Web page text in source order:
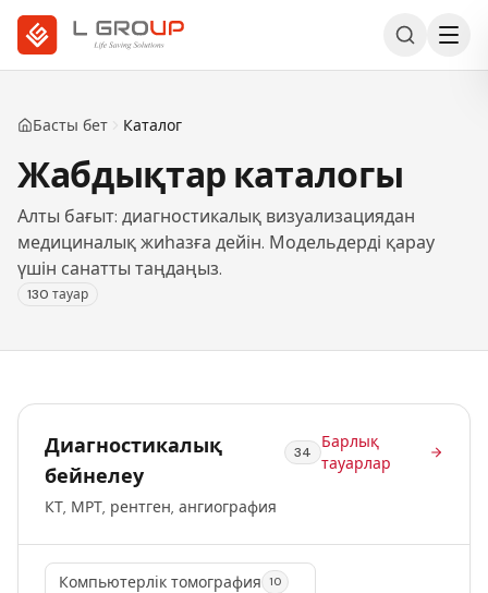
Басты бет Каталог
Жабдықтар каталогы
Алты бағыт: диагностикалық визуализациядан
медициналық жиһазға дейін. Модельдерді қарау
үшін санатты таңдаңыз.
130 тауар
Диагностикалық
бейнелеу
КТ, МРТ, рентген, ангиография
34
Барлық
тауарлар
Компьютерлік томография 10